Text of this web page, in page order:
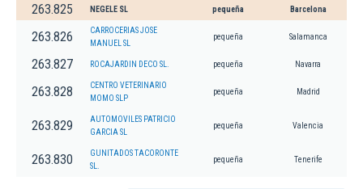
263.825 NEGELE SL pequeña Barcelona
263.826
CARROCERIAS JOSE
MANUEL SL
pequeña Salamanca
263.827 ROCAJARDIN DECO SL. pequeña Navarra
263.828
CENTRO VETERINARIO
MOMO SLP
pequeña Madrid
263.829
AUTOMOVILES PATRICIO
GARCIA SL
pequeña Valencia
263.830
GUNITADOS TACORONTE
SL.
pequeña Tenerife